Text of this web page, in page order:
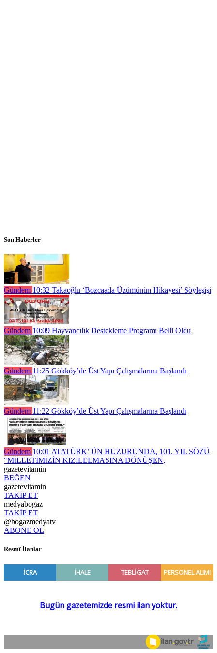
Son Haberler
Gündem 10:32 Takaoğlu ‘Bozcaada Üzümünün Hikayesi’ Söyleşişi
Gündem 10:09 Hayvancılık Destekleme Programı Belli Oldu
Gündem 11:25 Gökköy’de Üst Yapı Çalışmalarına Başlandı
Gündem 11:22 Gökköy’de Üst Yapı Çalışmalarına Başlandı
Gündem 10:01 ATATÜRK’ ÜN HUZURUNDA, 101. YIL SÖZÜ
“MİLLETİMİZİN KIZILELMASINA DÖNÜŞEN,
gazetevitamin
BEĞEN
gazetevitamin
TAKİP ET
medyabogaz
TAKİP ET
@bogazmedyatv
ABONE OL
Resmî İlanlar